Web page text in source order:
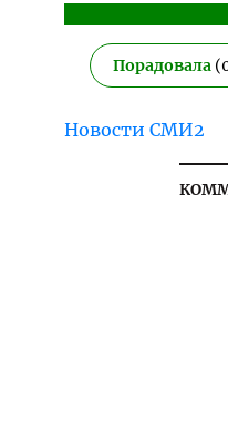
Порадовала (
Новости СМИ2